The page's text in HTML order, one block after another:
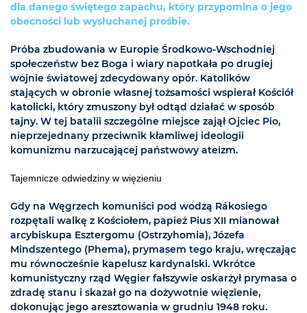
dla danego świętego zapachu, który przypomina o jego
obecności lub wysłuchanej prośbie.
Próba zbudowania w Europie Środkowo-Wschodniej
społeczeństw bez Boga i wiary napotkała po drugiej
wojnie światowej zdecydowany opór. Katolików
stających w obronie własnej tożsamości wspierał Kościół
katolicki, który zmuszony był odtąd działać w sposób
tajny. W tej batalii szczególne miejsce zajął Ojciec Pio,
nieprzejednany przeciwnik kłamliwej ideologii
komunizmu narzucającej państwowy ateizm.
Tajemnicze odwiedziny w więzieniu
Gdy na Węgrzech komuniści pod wodzą Rákosiego
rozpętali walkę z Kościołem, papież Pius XII mianował
arcybiskupa Esztergomu (Ostrzyhomia), Józefa
Mindszentego (Phema), prymasem tego kraju, wręczając
mu równocześnie kapelusz kardynalski. Wkrótce
komunistyczny rząd Węgier fałszywie oskarżył prymasa o
zdradę stanu i skazał go na dożywotnie więzienie,
dokonując jego aresztowania w grudniu 1948 roku.